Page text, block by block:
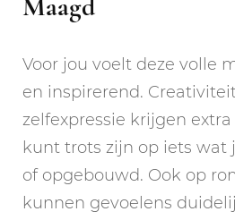
Maagd
Voor jou voelt deze volle
en inspirerend.
zelfexpressie krijgen
kunt trots zijn op iets wat
of opgebouwd. Ook op
kunnen gevoelens